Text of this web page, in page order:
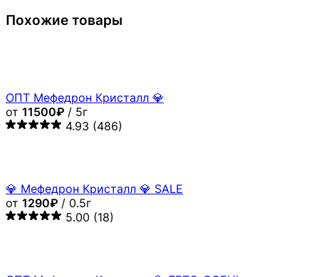
Похожие товары
ОПТ Мефедрон Кристалл 💎
от 11500₽ / 5г
4.93 (486)
💎 Мефедрон Кристалл 💎 SALE
от 1290₽ / 0.5г
5.00 (18)